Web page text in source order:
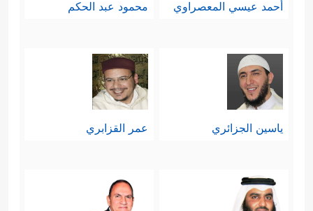
أحمد عيسي المعصراوي محمود عبد الحكم
ياسين الجزائري عمر القزابري